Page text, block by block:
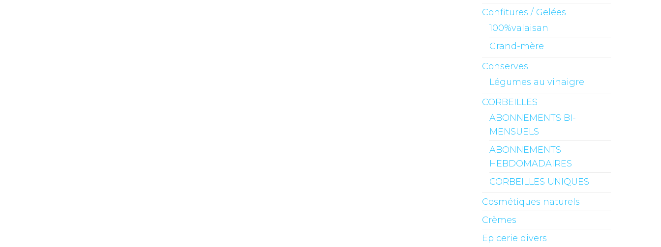
Confitures / Gelées
100%valaisan
Grand-mère
Conserves
Légumes au vinaigre
CORBEILLES
ABONNEMENTS BI-
MENSUELS
ABONNEMENTS
HEBDOMADAIRES
CORBEILLES UNIQUES
Cosmétiques naturels
Crèmes
Epicerie divers